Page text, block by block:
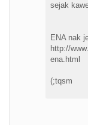
sejak
ENA nak
http://
ena.html
tqsm;)